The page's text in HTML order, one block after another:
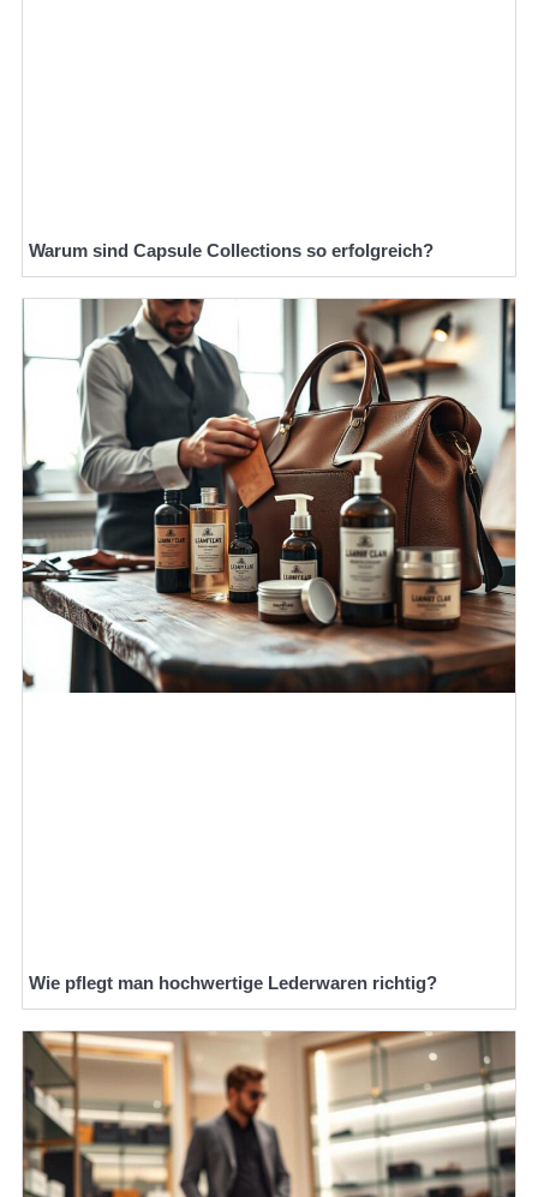
Warum sind Capsule Collections so erfolgreich?
Wie pflegt man hochwertige Lederwaren richtig?